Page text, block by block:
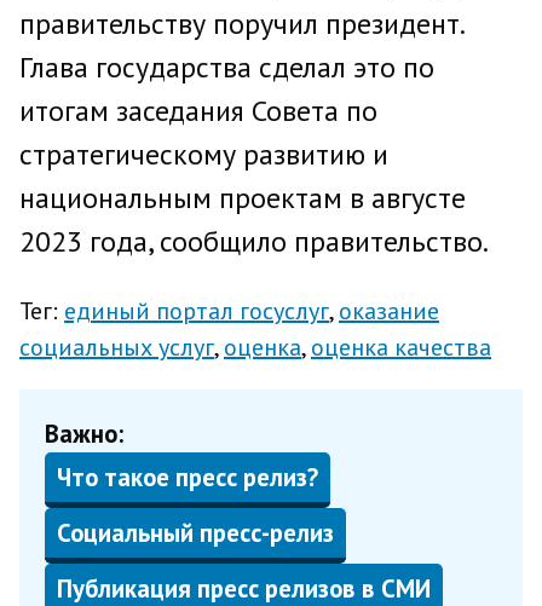
правительству поручил президент.
Глава государства сделал это по
итогам заседания Совета по
стратегическому развитию и
национальным проектам в августе
2023 года, сообщило правительство.
Тег: единый портал госуслуг оказание
социальных услуг оценка оценка качества
Важно:
Что такое пресс релиз?
Социальный пресс-релиз
Публикация пресс релизов в СМИ